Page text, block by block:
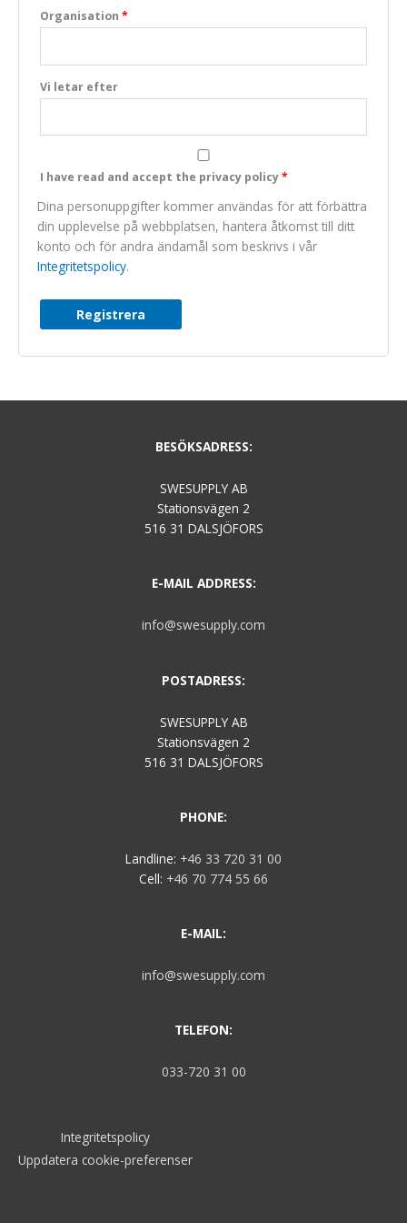
Organisation *
Vi letar efter
I have read and accept the privacy policy*
Dina personuppgifter kommer användas för att förbättra
din upplevelse på webbplatsen, hantera åtkomst till ditt
konto och för andra ändamål som beskrivs i vår
Integritetspolicy.
Registrera
BESÖKSADRESS:
SWESUPPLY AB
Stationsvägen 2
516 31 DALSJÖFORS
E-MAIL ADDRESS:
info@swesupply.com
POSTADRESS:
SWESUPPLY AB
Stationsvägen 2
516 31 DALSJÖFORS
PHONE:
Landline: +46 33 720 31 00
Cell: +46 70 774 55 66
E-MAIL:
info@swesupply.com
TELEFON:
033-720 31 00
Integritetspolicy
Uppdatera cookie-preferenser
Marknadsföring
this one.